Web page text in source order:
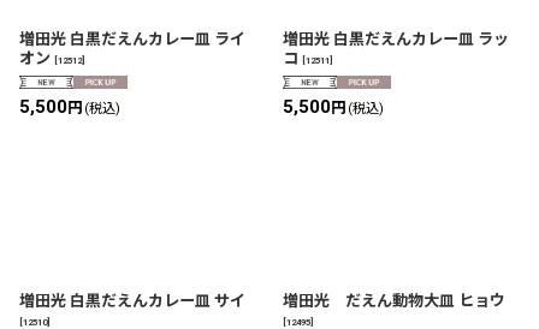
増田光 白黒だえんカレー皿 ライ
オン
12512]
5,500円 (税込)
増田光 白黒だえんカレー皿 ラッ
コ
12511
5,500円 (税込)
増田光 白黒だえんカレー皿 サイ
12510]
増田光 だえん動物大皿 ヒョウ
12495